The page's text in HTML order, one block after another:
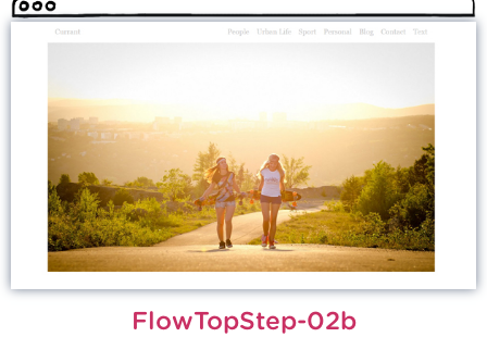
FlowTopStep-02b